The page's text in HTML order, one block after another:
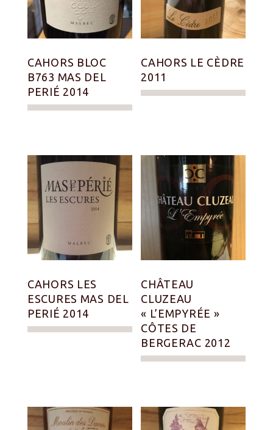
CAHORS BLOC
B763 MAS DEL
PERIÉ 2014
CAHORS LE CÈDRE
2011
CAHORS LES
ESCURES MAS DEL
PERIÉ 2014
CHÂTEAU
CLUZEAU
« L’EMPYRÉE »
CÔTES DE
BERGERAC 2012